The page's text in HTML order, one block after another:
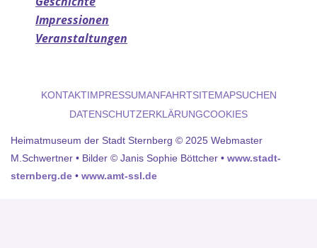
Impressionen
Veranstaltungen
KONTAKTIMPRESSUMANFAHRTSITEMAPSUCHEN
DATENSCHUTZERKLÄRUNGCOOKIES
Heimatmuseum der Stadt Sternberg © 2025 Webmaster
M.Schwertner • Bilder © Janis Sophie Böttcher • www.stadt-
sternberg.de • www.amt-ssl.de